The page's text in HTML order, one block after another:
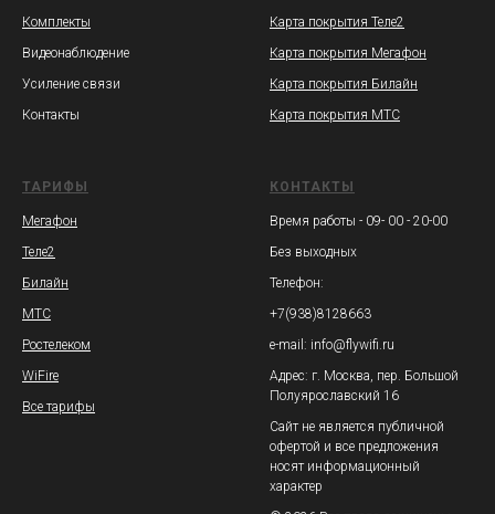
Комплекты
Видеонаблюдение
Усиление связи
Контакты
Карта покрытия Теле2
Карта покрытия Мегафон
Карта покрытия Билайн
Карта покрытия МТС
ТАРИФЫ
Мегафон
Теле2
Билайн
МТС
Ростелеком
WiFire
Все тарифы
КОНТАКТЫ
Время работы - 09- 00 - 20-00
Без выходных
Телефон:
+7(938)8128663
e-mail: info@flywifi.ru
Адрес: г. Москва, пер. Большой
Полуярославский 16
Сайт не является публичной
офертой и все предложения
носят информационный
характер